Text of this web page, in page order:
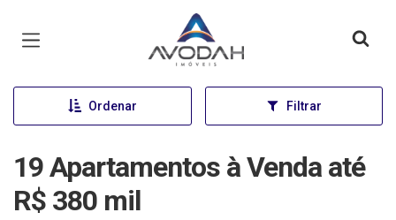
Página inicial
Ordenar Filtrar
19 Apartamentos à Venda até
R$ 380 mil